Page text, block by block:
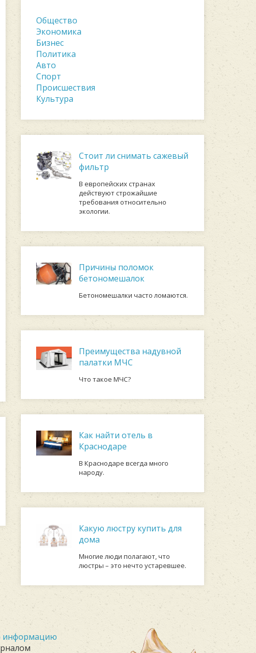
Общество
Экономика
Бизнес
Политика
Авто
Спорт
Происшествия
Культура
Стоит ли снимать сажевый
фильтр
В европейских странах
действуют строжайшие
требования относительно
экологии.
Причины поломок
бетономешалок
Бетономешалки часто ломаются.
Преимущества надувной
палатки МЧС
Что такое МЧС?
Как найти отель в
Краснодаре
В Краснодаре всегда много
народу.
Какую люстру купить для
дома
Многие люди полагают, что
люстры – это нечто устаревшее.
информацию